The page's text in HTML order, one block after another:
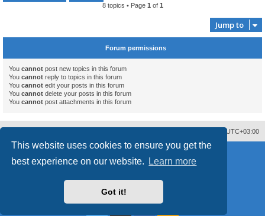
This website uses cookies to ensure you get the
best experience on our website.
Learn more
Got it!
8 topics • Page 1 of 1
Jump to
Forum permissions
You cannot post new topics in this forum
You cannot reply to topics in this forum
You cannot edit your posts in this forum
You cannot delete your posts in this forum
You cannot post attachments in this forum
UTC+03:00
Styleproflatby ©Mazeltof2017